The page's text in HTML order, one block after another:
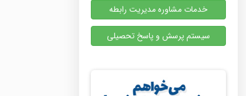
خدمات مشاوره مدیریت رابطه
سیستم پرسش و پاسخ تحصیلی